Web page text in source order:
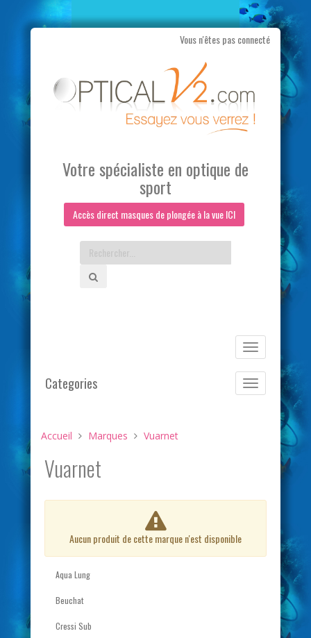
Vous n'êtes pas connecté
contenu
Votre spécialiste en optique de
sport
Accès direct masques de plongée à la vue ICI
Basculer
la
navigation
Basculer
la
navigation
Categories
Accueil Marques Vuarnet
Vuarnet
Aucun produit de cette marque n'est disponible
Aqua Lung
Beuchat
Cressi Sub